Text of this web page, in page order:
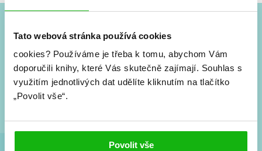
Tato webová stránka používá cookies
cookies? Používáme je třeba k tomu, abychom Vám
doporučili knihy, které Vás skutečně zajímají. Souhlas s
využitím jednotlivých dat udělíte kliknutím na tlačítko
„Povolit vše“.
Povolit vše
#HumbookNews
Vše kolem #youngadult každý měsíc rovnou do mailu!
Nové knihy, co se chystá, kvízy, soutěže, autoři, filmové
a seriálové adaptace a další.